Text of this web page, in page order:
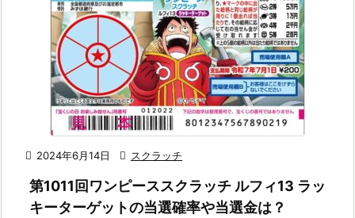
 2024年6月14日  スクラッチ
第1011回ワンピーススクラッチ ルフィ13 ラッ
キーターゲットの当選確率や当選金は？